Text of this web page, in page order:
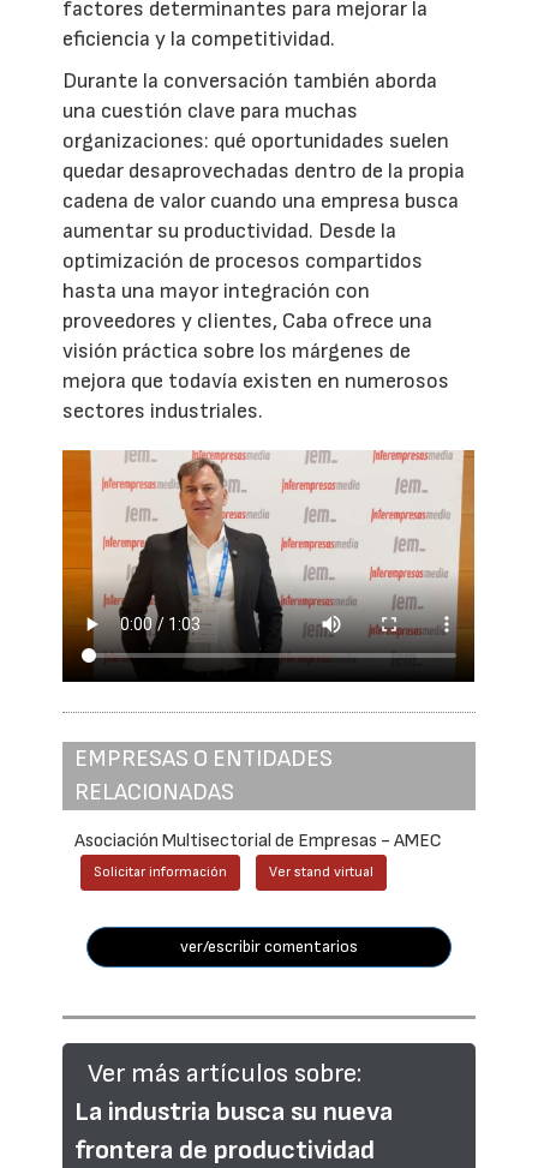
factores determinantes para mejorar la
eficiencia y la competitividad.
Durante la conversación también aborda
una cuestión clave para muchas
organizaciones: qué oportunidades suelen
quedar desaprovechadas dentro de la propia
cadena de valor cuando una empresa busca
aumentar su productividad. Desde la
optimización de procesos compartidos
hasta una mayor integración con
proveedores y clientes, Caba ofrece una
visión práctica sobre los márgenes de
mejora que todavía existen en numerosos
sectores industriales.
EMPRESAS O ENTIDADES
RELACIONADAS
Asociación Multisectorial de Empresas - AMEC
Solicitar información Ver stand virtual
ver/escribir comentarios
Ver más artículos sobre:
La industria busca su nueva
frontera de productividad